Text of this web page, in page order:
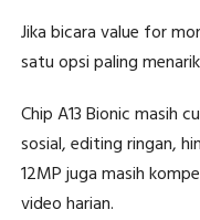
Jika bicara value for
satu opsi paling
Chip A13 Bionic masih
sosial, editing ringan,
12MP juga masih
video harian.